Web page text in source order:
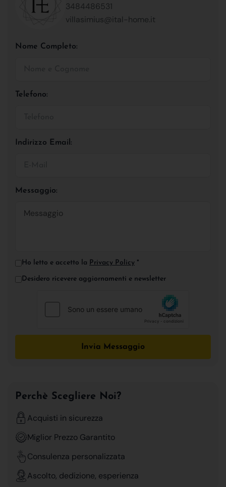
3484486531
villasimius@ital-home.it
Nome Completo:
Telefono:
Indirizzo Email:
Messaggio:
Ho letto e accetto la Privacy Policy *
Desidero ricevere aggiornamenti e newsletter
Invia Messaggio
Perchè Scegliere Noi?
Acquisti in sicurezza
Miglior Prezzo Garantito
Consulenza personalizzata
Ascolto, dedizione, esperienza